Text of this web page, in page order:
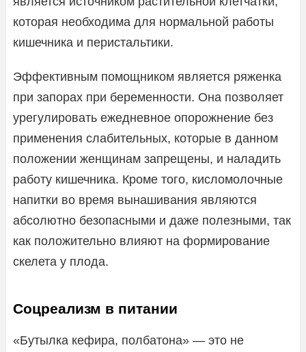
которая необходима для нормальной работы
кишечника и перистальтики.
Эффективным помощником является ряженка
при запорах при беременности. Она позволяет
урегулировать ежедневное опорожнение без
применения слабительных, которые в данном
положении женщинам запрещены, и наладить
работу кишечника. Кроме того, кисломолочные
напитки во время вынашивания являются
абсолютно безопасными и даже полезными, так
как положительно влияют на формирование
скелета у плода.
Соцреализм в питании
«Бутылка кефира, полбатона» — это не